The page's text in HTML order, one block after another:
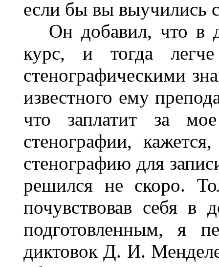
если бы вы выучились
Он добавил, что в
курс, и тогда легче
стенографическими
известного ему
что заплатит за
стенографии,
стенографию для
решился не скоро.
почувствовав себя в
подготовленным, я
диктовок Д. И.